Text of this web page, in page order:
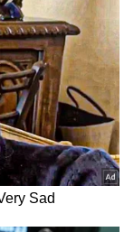
ಸೂರ್ಯನ
ಈ 4
ಕೋಟಿ ಕೋಟಿ